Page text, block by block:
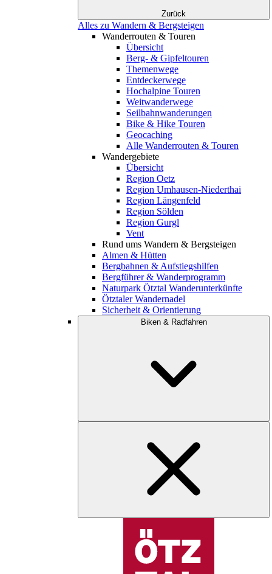
Zurück
Alles zu Wandern & Bergsteigen
Wanderrouten & Touren
Übersicht
Berg- & Gipfeltouren
Themenwege
Entdeckerwege
Hochalpine Touren
Weitwanderwege
Seilbahnwanderungen
Bike & Hike Touren
Geocaching
Alle Wanderrouten & Touren
Wandergebiete
Übersicht
Region Oetz
Region Umhausen-Niederthai
Region Längenfeld
Region Sölden
Region Gurgl
Vent
Rund ums Wandern & Bergsteigen
Almen & Hütten
Bergbahnen & Aufstiegshilfen
Bergführer & Wanderprogramm
Naturpark Ötztal Wanderunterkünfte
Ötztaler Wandernadel
Sicherheit & Orientierung
Biken & Radfahren